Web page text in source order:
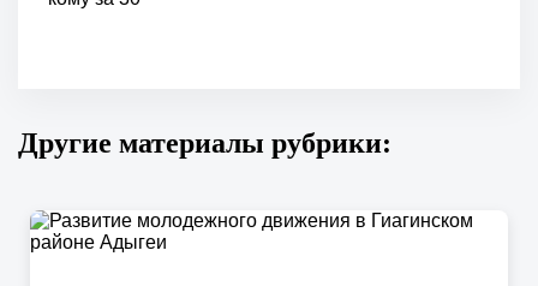
Другие материалы рубрики: